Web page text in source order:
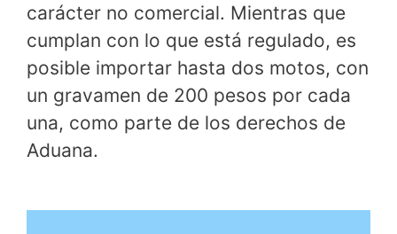
carácter no comercial. Mientras que
cumplan con lo que está regulado, es
posible importar hasta dos motos, con
un gravamen de 200 pesos por cada
una, como parte de los derechos de
Aduana.